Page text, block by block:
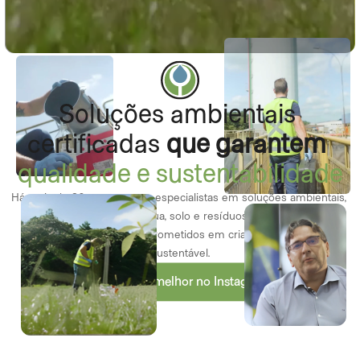
Soluções ambientais
certificadas que garantem
qualidade e sustentabilidade
Há mais de 30 anos, somos especialistas em soluções ambientais,
realizando análises de água, solo e resíduos com inovação e
tecnologia de ponta, comprometidos em criar um mundo mais
sustentável.
Nos conhecer melhor no Instagram